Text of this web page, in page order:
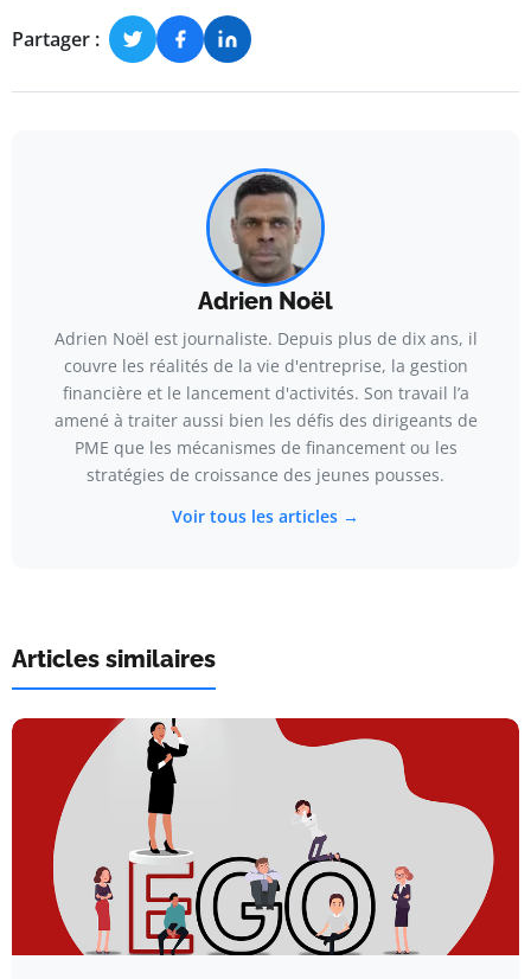
Partager :
Adrien Noël
Adrien Noël est journaliste. Depuis plus de dix ans, il
couvre les réalités de la vie d'entreprise, la gestion
financière et le lancement d'activités. Son travail l’a
amené à traiter aussi bien les défis des dirigeants de
PME que les mécanismes de financement ou les
stratégies de croissance des jeunes pousses.
Voir tous les articles →
Articles similaires